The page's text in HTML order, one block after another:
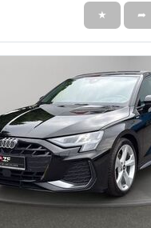
★ ➦